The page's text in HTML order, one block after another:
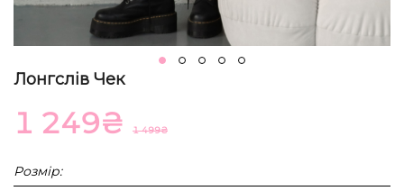
Лонгслів Чек
1 499₴
1 249₴
Розмір: